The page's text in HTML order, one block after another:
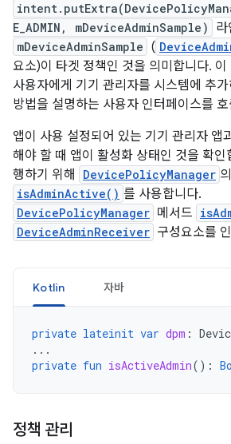
E_ADMIN, mDeviceAdminSample)
라
mDeviceAdminSample (
요소)이 타겟 정책인 것을 의미합니다. 이
사용자에게 기기 관리자를 시스템에 추
방법을 설명하는 사용자 인터페이스를
앱이 사용 설정되어 있는 기기 관리자 앱
해야 할 때 앱이 활성화 상태인 것을 확인
행하기 위해
DevicePolicyManager
isAdminActive() 를 사용합니다.
DevicePolicyManager 메서드
DeviceAdminReceiver 구성요소를
Kotlin 자바
private lateinit var dpm :
...
private fun isActiveAdmin():
정책 관리